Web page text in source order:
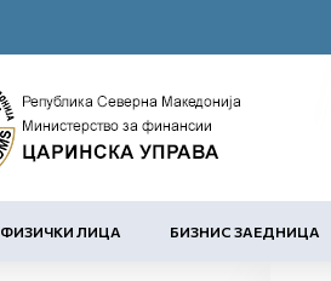
ФИЗИЧКИ ЛИЦА БИЗНИС ЗАЕДНИЦА